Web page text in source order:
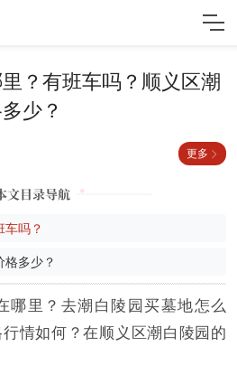
？有班车吗？顺义区潮
少？
更多
车吗？
格多少？
哪里？去潮白陵园买墓地怎么
情如何？在顺义区潮白陵园的